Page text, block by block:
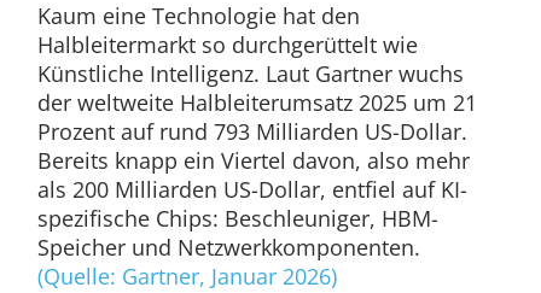
Kaum eine Technologie hat den
Halbleitermarkt so durchgerüttelt wie
Künstliche Intelligenz. Laut Gartner wuchs
der weltweite Halbleiterumsatz 2025 um 21
Prozent auf rund 793 Milliarden US-Dollar.
Bereits knapp ein Viertel davon, also mehr
als 200 Milliarden US-Dollar, entfiel auf KI-
spezifische Chips: Beschleuniger, HBM-
Speicher und Netzwerkkomponenten.
(Quelle: Gartner, Januar 2026)